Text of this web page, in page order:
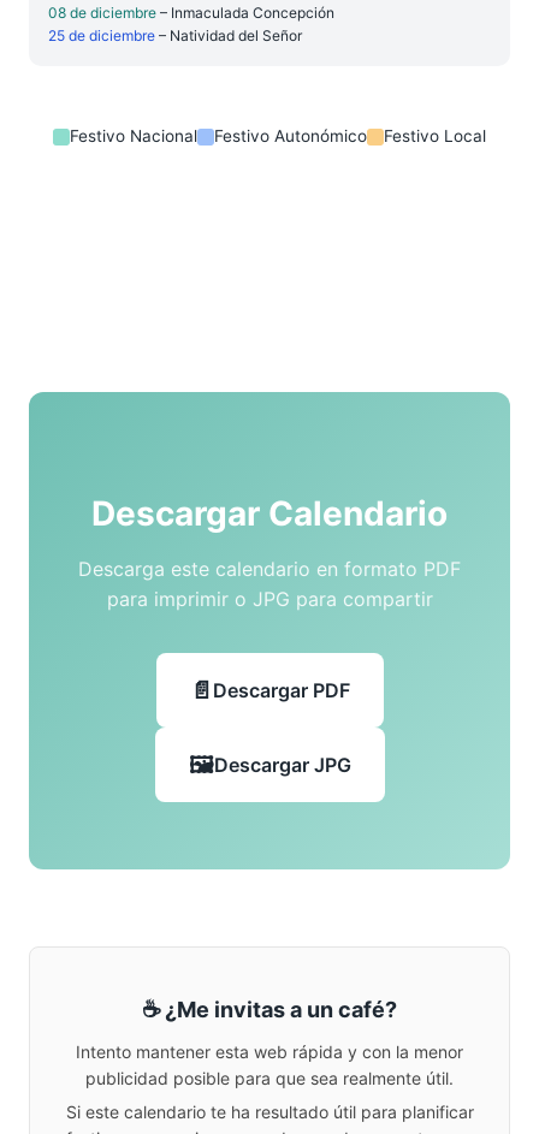
08 de diciembre – Inmaculada Concepción
25 de diciembre – Natividad del Señor
Festivo Nacional Festivo Autonómico Festivo Local
Descargar Calendario
Descarga este calendario en formato PDF
para imprimir o JPG para compartir
Descargar PDF
Descargar JPG
☕ ¿Me invitas a un café?
Intento mantener esta web rápida y con la menor
publicidad posible para que sea realmente útil.
Si este calendario te ha resultado útil para planificar